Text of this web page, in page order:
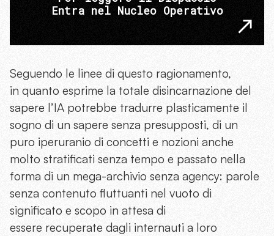
Entra nel Nucleo Operativo
Seguendo le linee di questo ragionamento,
in quanto esprime la totale disincarnazione del
sapere l’IA potrebbe tradurre plasticamente il
sogno di un sapere senza presupposti, di un
puro iperuranio di concetti e nozioni anche
molto stratificati senza tempo e passato nella
forma di un mega-archivio senza agency: parole
senza contenuto fluttuanti nel vuoto di
significato e scopo in attesa di
essere recuperate dagli internauti a loro